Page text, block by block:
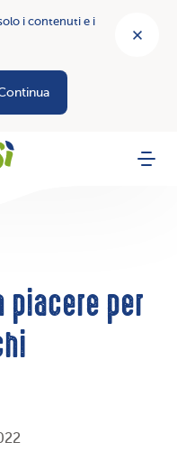
i contenuti e i
Menu
piacere per